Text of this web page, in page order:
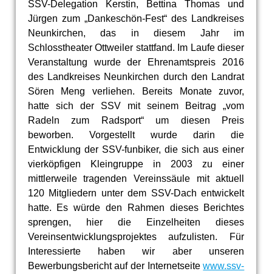
SSV-Delegation Kerstin, Bettina Thomas und
Jürgen zum „Dankeschön-Fest“ des Landkreises
Neunkirchen, das in diesem Jahr im
Schlosstheater Ottweiler stattfand. Im Laufe dieser
Veranstaltung wurde der Ehrenamtspreis 2016
des Landkreises Neunkirchen durch den Landrat
Sören Meng verliehen. Bereits Monate zuvor,
hatte sich der SSV mit seinem Beitrag „vom
Radeln zum Radsport“ um diesen Preis
beworben. Vorgestellt wurde darin die
Entwicklung der SSV-funbiker, die sich aus einer
vierköpfigen Kleingruppe in 2003 zu einer
mittlerweile tragenden Vereinssäule mit aktuell
120 Mitgliedern unter dem SSV-Dach entwickelt
hatte. Es würde den Rahmen dieses Berichtes
sprengen, hier die Einzelheiten dieses
Vereinsentwicklungsprojektes aufzulisten. Für
Interessierte haben wir aber unseren
Bewerbungsbericht auf der Internetseitewww.ssv-